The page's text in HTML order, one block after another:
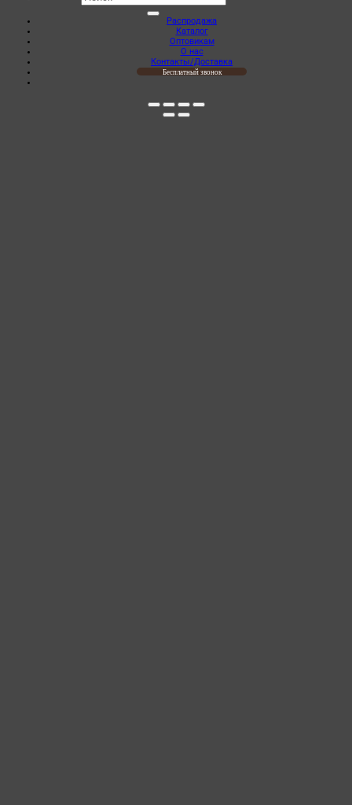
Распродажа
Каталог
Оптовикам
О нас
Контакты/Доставка
Бесплатный звонок